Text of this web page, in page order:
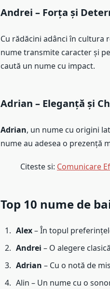
Andrei – Forța și
Cu rădăcini adânci în cultura
nume transmite caracter și
caută un nume cu impact.
Adrian – Eleganță și
Adrian, un nume cu origini
nume au adesea o prezență
Citeste si: Comunicare
Top 10 nume de
Alex– În topul
Andrei – O alegere
Adrian – Cu o notă de
Alin – Un nume cu o